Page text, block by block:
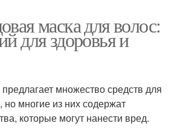
маска для волос:
для здоровья и
множество средств для
но многие из них содержат
которые могут нанести вред.